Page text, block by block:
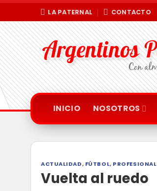
Saltar
contenido
LA PATERNAL CONTACTO
INICIO NOSOTROS
ACTUALIDAD, FÚTBOL, PROFESIONAL
Vuelta al ruedo